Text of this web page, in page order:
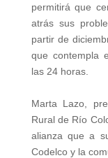
permitirá que
atrás sus
partir de
que contempla
las 24 horas.
Marta Lazo,
Rural de Río
alianza que a
Codelco y la